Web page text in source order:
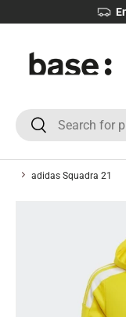
BuscarBuscar
adidas Squadra 21